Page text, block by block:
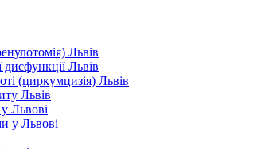
Львів
Львів
(циркумцизія) Львів
Львів
Львові
у Львові